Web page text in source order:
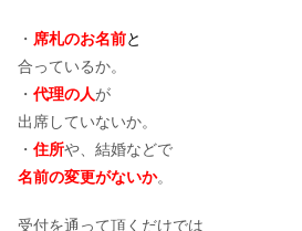
・ 席札のお名前と
合っているか。
・ 代理の人が
出席していないか。
・ 住所や、結婚などで
名前の変更がないか。
受付を通って頂くだけでは